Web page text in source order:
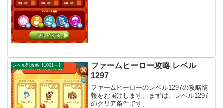
レベル別攻略【1001～】
ファームヒーロー攻略 レベル
1297
ファームヒーローのレベル1297の攻略情
報をお届けします。まずは、レベル1297
のクリア条件です。